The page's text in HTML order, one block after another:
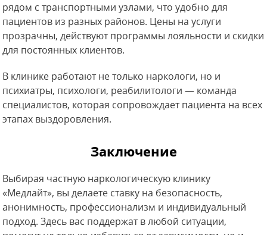
рядом с транспортными узлами, что удобно для
пациентов из разных районов. Цены на услуги
прозрачны, действуют программы лояльности и скидки
для постоянных клиентов.
В клинике работают не только наркологи, но и
психиатры, психологи, реабилитологи — команда
специалистов, которая сопровождает пациента на всех
этапах выздоровления.
Заключение
Выбирая частную наркологическую клинику
«Медлайт», вы делаете ставку на безопасность,
анонимность, профессионализм и индивидуальный
подход. Здесь вас поддержат в любой ситуации,